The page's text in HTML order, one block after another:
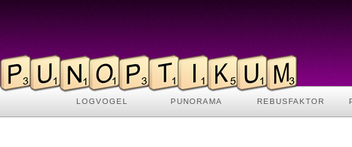
LOGVOGEL PUNORAMA REBUSFAKTOR